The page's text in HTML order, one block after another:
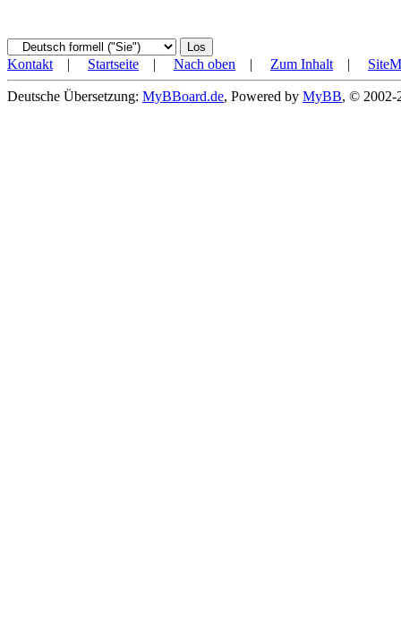
Kontakt | Startseite | Nach oben | Zum Inhalt |
Deutsche Übersetzung: MyBBoard.de, Powered by MyBB, © 2002-